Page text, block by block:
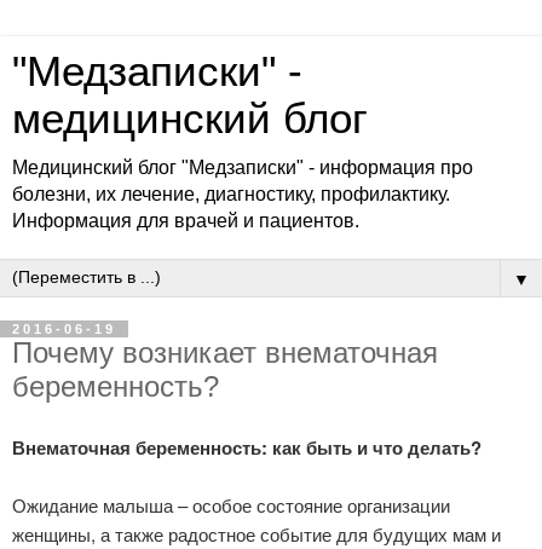
"Медзаписки" -
медицинский блог
Медицинский блог "Медзаписки" - информация про
болезни, их лечение, диагностику, профилактику.
Информация для врачей и пациентов.
▼
2016-06-19
Почему возникает внематочная
беременность?
Внематочная беременность: как быть и что делать?
Ожидание малыша – особое состояние организации
женщины, а также радостное событие для будущих мам и